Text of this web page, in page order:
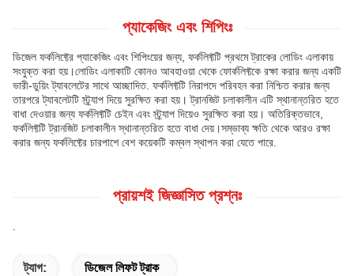
প্যাকেজিং এবং শিপিংঃ
ডিজেল ফর্কলিফ্টের প্যাকেজিং এবং শিপিংয়ের জন্য, ফর্কলিফ্টটি প্রথমে ট্রাকের লোডিং এলাকায়
সংযুক্ত করা হয়।লোডিং এলাকাটি কোনও আবহাওয়া থেকে ফোর্কলিফ্টকে রক্ষা করার জন্য একটি
ভারী-ডুয়িং ট্যাবলেটের সাথে আচ্ছাদিত. ফর্কলিফ্টটি নিরাপদে পরিবহন করা নিশ্চিত করার জন্য
তারপরে ট্যাবলেটটি স্ট্র্যাপ দিয়ে সুরক্ষিত করা হয়। ট্রানজিট চলাকালীন এটি স্থানান্তরিত হতে
বাধা দেওয়ার জন্য ফর্কলিফ্টটি চেইন এবং স্ট্র্যাপ দিয়েও সুরক্ষিত করা হয়। অতিরিক্তভাবে,
ফর্কলিফ্টটি ট্রানজিট চলাকালীন স্থানান্তরিত হতে বাধা দেয়।সম্ভাব্য ক্ষতি থেকে আরও রক্ষা
করার জন্য ফর্কলিফ্টের চারপাশে বেশ কয়েকটি কম্বল স্থাপন করা যেতে পারে.
প্রায়শই জিজ্ঞাসিত প্রশ্নঃ
.
ট্যাগ: ডিজেল লিফট ট্রাক